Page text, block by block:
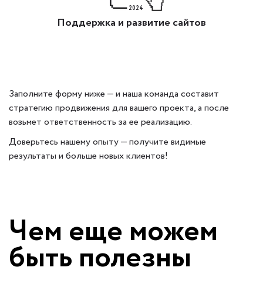
2024
Поддержка и развитие сайтов
Заполните форму ниже — и наша команда составит
стратегию продвижения для вашего проекта, а после
возьмет ответственность за ее реализацию.
Доверьтесь нашему опыту — получите видимые
результаты и больше новых клиентов!
Чем еще можем
быть полезны